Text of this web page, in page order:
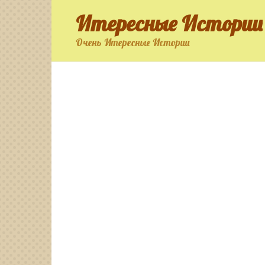
Итересные Истории
Очень Итересные Истории